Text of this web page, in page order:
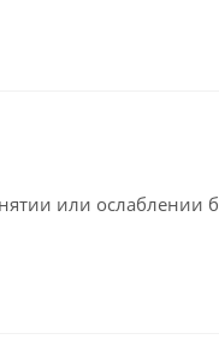
или ослаблении